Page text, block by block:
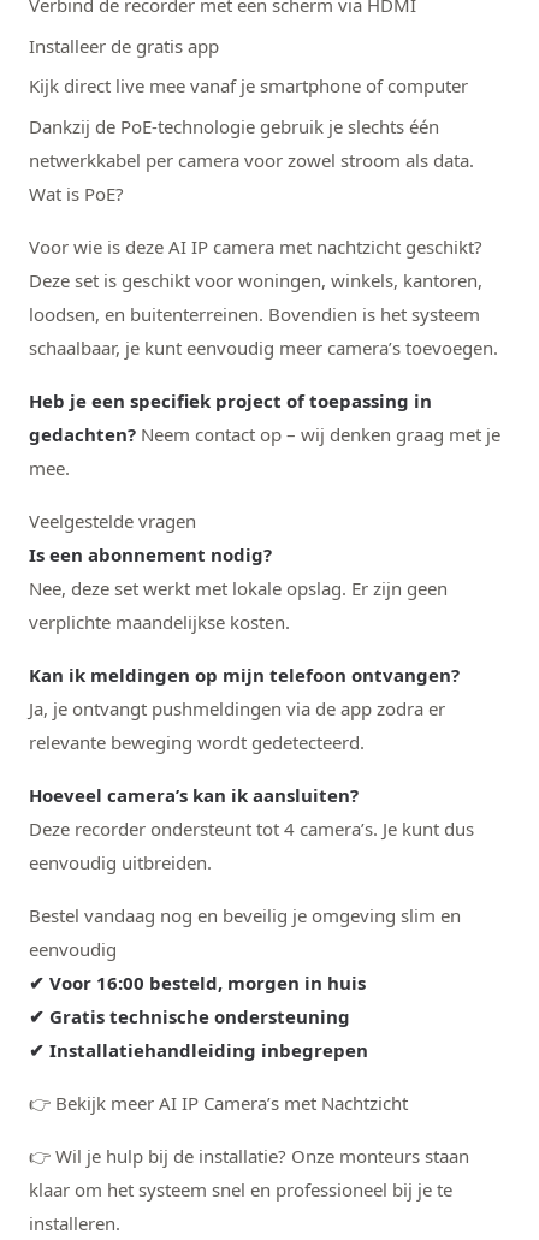
Verbind de recorder met een scherm via HDMI
Installeer de gratis app
Kijk direct live mee vanaf je smartphone of computer
Dankzij de PoE-technologie gebruik je slechts één
netwerkkabel per camera voor zowel stroom als data.
Wat is PoE?
Voor wie is deze AI IP camera met nachtzicht geschikt?
Deze set is geschikt voor woningen, winkels, kantoren,
loodsen, en buitenterreinen. Bovendien is het systeem
schaalbaar, je kunt eenvoudig meer camera’s toevoegen.
Heb je een specifiek project of toepassing in
gedachten? Neem contact op – wij denken graag met je
mee.
Veelgestelde vragen
Is een abonnement nodig?
Nee, deze set werkt met lokale opslag. Er zijn geen
verplichte maandelijkse kosten.
Kan ik meldingen op mijn telefoon ontvangen?
Ja, je ontvangt pushmeldingen via de app zodra er
relevante beweging wordt gedetecteerd.
Hoeveel camera’s kan ik aansluiten?
Deze recorder ondersteunt tot 4 camera’s. Je kunt dus
eenvoudig uitbreiden.
Bestel vandaag nog en beveilig je omgeving slim en
eenvoudig
✔ Voor 16:00 besteld, morgen in huis
✔ Gratis technische ondersteuning
✔ Installatiehandleiding inbegrepen
👉 Bekijk meer AI IP Camera’s met Nachtzicht
👉 Wil je hulp bij de installatie? Onze monteurs staan
klaar om het systeem snel en professioneel bij je te
installeren.